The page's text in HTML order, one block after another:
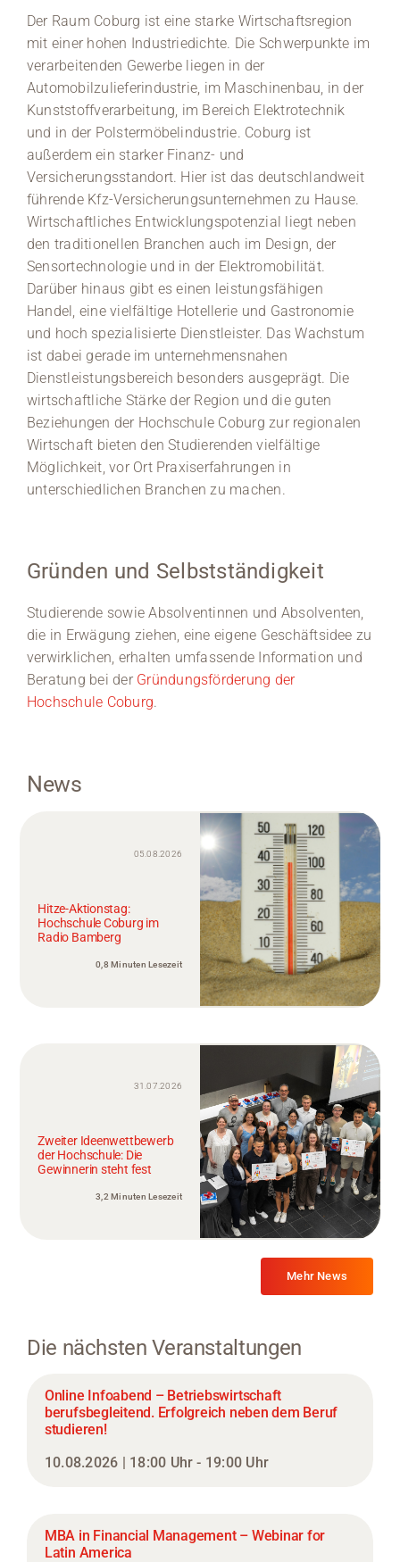
Der Raum Coburg ist eine starke Wirtschaftsregion
mit einer hohen Industriedichte. Die Schwerpunkte im
verarbeitenden Gewerbe liegen in der
Automobilzulieferindustrie, im Maschinenbau, in der
Kunststoffverarbeitung, im Bereich Elektrotechnik
und in der Polstermöbelindustrie. Coburg ist
außerdem ein starker Finanz- und
Versicherungsstandort. Hier ist das deutschlandweit
führende Kfz-Versicherungsunternehmen zu Hause.
Wirtschaftliches Entwicklungspotenzial liegt neben
den traditionellen Branchen auch im Design, der
Sensortechnologie und in der Elektromobilität.
Darüber hinaus gibt es einen leistungsfähigen
Handel, eine vielfältige Hotellerie und Gastronomie
und hoch spezialisierte Dienstleister. Das Wachstum
ist dabei gerade im unternehmensnahen
Dienstleistungsbereich besonders ausgeprägt. Die
wirtschaftliche Stärke der Region und die guten
Beziehungen der Hochschule Coburg zur regionalen
Wirtschaft bieten den Studierenden vielfältige
Möglichkeit, vor Ort Praxiserfahrungen in
unterschiedlichen Branchen zu machen.
Gründen und Selbstständigkeit
Studierende sowie Absolventinnen und Absolventen,
die in Erwägung ziehen, eine eigene Geschäftsidee zu
verwirklichen, erhalten umfassende Information und
Beratung bei der Gründungsförderung der
Hochschule Coburg.
News
05.08.2026
Hitze-Aktionstag:
Hochschule Coburg im
Radio Bamberg
0,8 Minuten Lesezeit
31.07.2026
Zweiter Ideenwettbewerb
der Hochschule: Die
Gewinnerin steht fest
3,2 Minuten Lesezeit
Mehr News
Die nächsten Veranstaltungen
Online Infoabend – Betriebswirtschaft
berufsbegleitend. Erfolgreich neben dem Beruf
studieren!
10.08.2026 | 18:00 Uhr - 19:00 Uhr
MBA in Financial Management – Webinar for
Latin America